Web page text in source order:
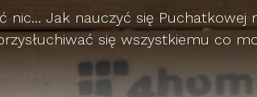
nic… Jak nauczyć się Puchatkowej
się wszystkiemu co